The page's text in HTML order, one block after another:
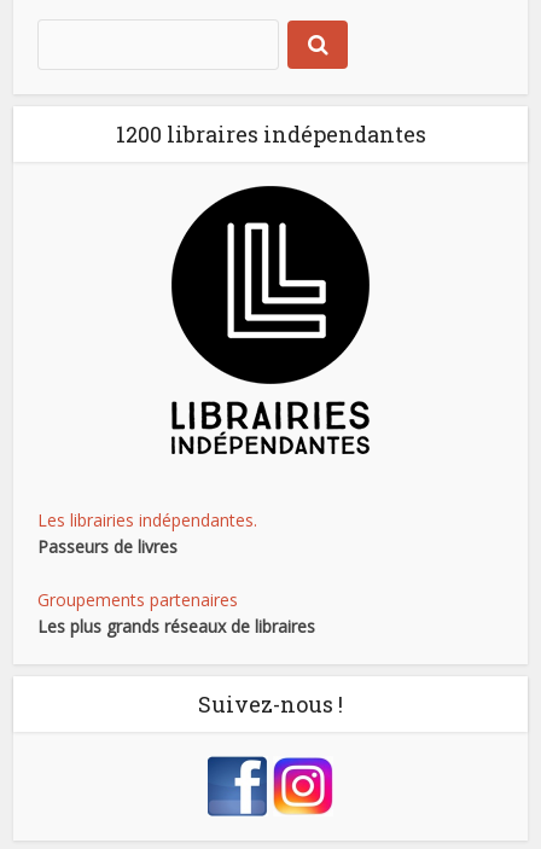
1200 libraires indépendantes
Les librairies indépendantes.
Passeurs de livres
Groupements partenaires
Les plus grands réseaux de libraires
Suivez-nous !